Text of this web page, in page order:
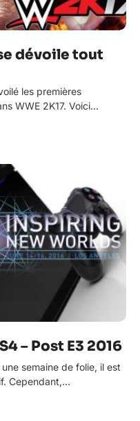
dévoile tout
les premières
WWE 2K17. Voici…
– Post E3 2016
semaine de folie, il est
Cependant,…